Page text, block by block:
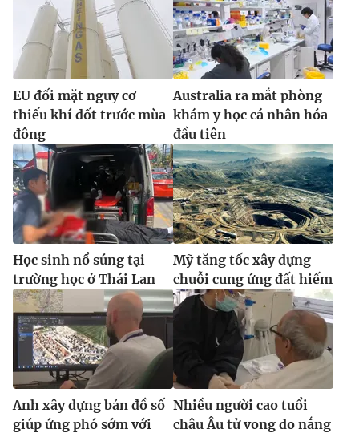
® Cấm sao chép dưới mọi hình thức nếu không có sự chấp
thuận bằng văn bản. Ghi rõ nguồn VTV.vn khi phát hành lại
thông tin từ website này.
EU đối mặt nguy cơ
thiếu khí đốt trước mùa
đông
Australia ra mắt phòng
khám y học cá nhân hóa
đầu tiên
Học sinh nổ súng tại
trường học ở Thái Lan
Mỹ tăng tốc xây dựng
chuỗi cung ứng đất hiếm
Anh xây dựng bản đồ số
giúp ứng phó sớm với
Nhiều người cao tuổi
châu Âu tử vong do nắng